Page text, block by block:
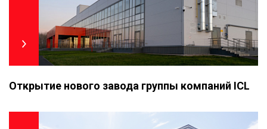
Открытие нового завода группы компаний ICL